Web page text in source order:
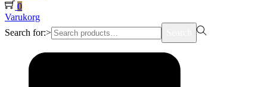
0
Varukorg
Search for:>